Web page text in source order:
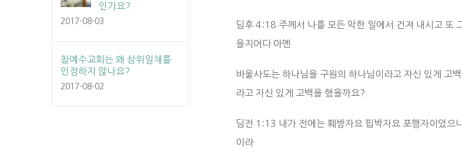
딤후 4:18 주께서 나를 모든 악한 일에서 건져 내시고 또
을지어다 아멘
바울사도는 하나님을 구원의 하나님이라고 자신 있게 고
라고 자신 있게 고백을 했을까요?
딤전 1:13 내가 전에는 훼방자요 핍박자요 포행자이었으
이라
인가요?
2017-08-03
참예수교회는 왜 삼위일체를
인정하지 않나요?
2017-08-02